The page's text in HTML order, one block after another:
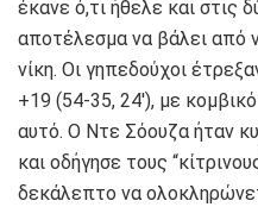
έκανε ό,τι ήθελε και στις
αποτέλεσμα να βάλει από
νίκη. Οι γηπεδούχοι
+19 (54-35, 24′), με
αυτό. Ο Ντε Σόουζα ήταν
και οδήγησε τους
δεκάλεπτο να